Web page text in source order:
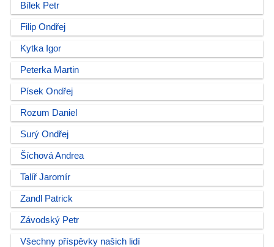
Bílek Petr
Filip Ondřej
Kytka Igor
Peterka Martin
Písek Ondřej
Rozum Daniel
Surý Ondřej
Šíchová Andrea
Talíř Jaromír
Zandl Patrick
Závodský Petr
Všechny příspěvky našich lidí